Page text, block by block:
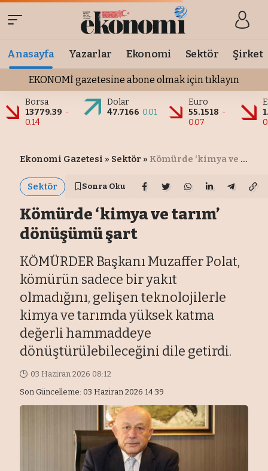
Anasayfa Yazarlar Ekonomi Sektör Şirket
EKONOMİ gazetesine abone olmak için tıklayın
Borsa
13779.39 -
0.14
Dolar
47.7166 0.01
Euro
55.1518 -
0.07
Ekonomi Gazetesi » Sektör » Kömürde ‘kimya ve tarım’ dönüşümü şart
Sektör Sonra Oku
Kömürde ‘kimya ve tarım’
dönüşümü şart
KÖMÜRDER Başkanı Muzaffer Polat,
kömürün sadece bir yakıt
olmadığını, gelişen teknolojilerle
kimya ve tarımda yüksek katma
değerli hammaddeye
dönüştürülebileceğini dile getirdi.
Son Güncelleme: 03 Haziran 2026 14:39
03 Haziran 2026 08:12